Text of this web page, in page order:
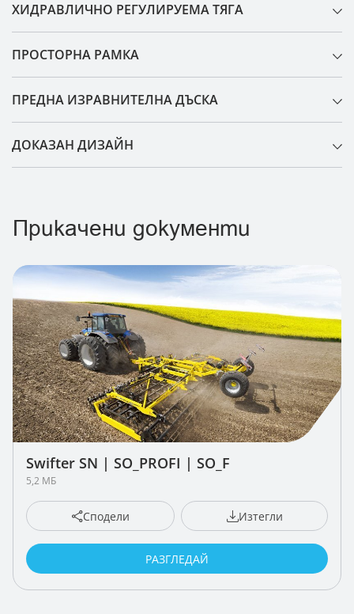
ХИДРАВЛИЧНО РЕГУЛИРУЕМА ТЯГА
ПРОСТОРНА РАМКА
ПРЕДНА ИЗРАВНИТЕЛНА ДЪСКА
ДОКАЗАН ДИЗАЙН
Прикачени документи
Swifter SN | SO_PROFI | SO_F
5,2 МБ
Сподели Изтегли
РАЗГЛЕДАЙ